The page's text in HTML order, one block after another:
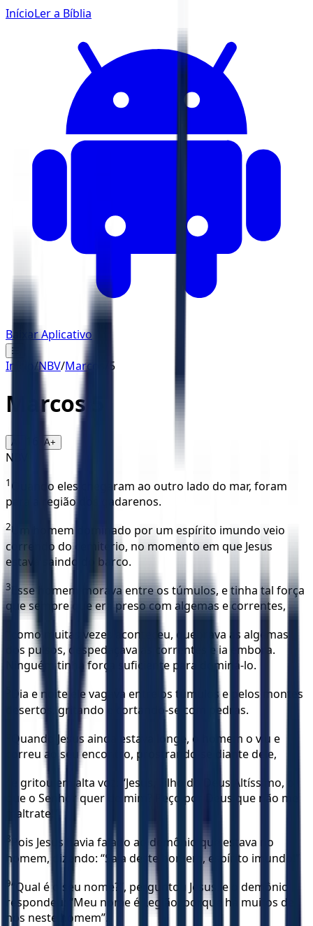
InícioLer a Bíblia
Baixar Aplicativo
☰
Início /NBV/Marcos 5
Marcos
A- A+
NBV
1 Quando eles chegaram ao outro lado do mar, foram
para a região dos gadarenos.
2Um homem dominado por um espírito imundo veio
correndo do cemitério, no momento em que Jesus
estava saindo do barco.
3
Esse homem morava entre os túmulos, e tinha tal força
que sempre que era preso com algemas e correntes,
como muitas vezes aconteceu, quebrava as algemas
dos pulsos, despedaçava as correntes e ia embora.
Ninguém tinha força suficiente para dominá-lo.
Dia e noite ele vagava entre os túmulos e pelos montes
desertos, gritando e cortando-se com pedras.
Quando Jesus ainda estava longe, o homem o viu e
correu ao seu encontro, prostrando-se diante dele,
e gritou em alta voz: “Jesus, Filho do Deus Altíssimo, o
que o Senhor quer de mim? Peço por Deus que não me
maltrate!”
8
Pois Jesus havia falado ao demônio que estava no
homem, dizendo: “Saia deste homem, espírito imundo!”
9“Qual é o seu nome?”, perguntou Jesus, e o demônio
respondeu: “Meu nome é Legião, porque há muitos de
nós neste homem”.